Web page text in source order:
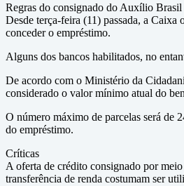
Regras do consignado do Auxílio Brasil
Desde terça-feira (11) passada, a
conceder o empréstimo.
Alguns dos bancos habilitados, no
De acordo com o Ministério da
considerado o valor mínimo atual do
O número máximo de parcelas será de
do empréstimo.
Críticas
A oferta de crédito consignado por
transferência de renda costumam ser